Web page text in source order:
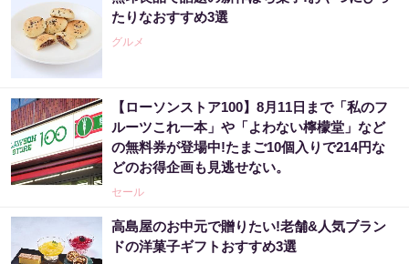
たりなおすすめ3選
グルメ
【ローソンストア100】8月11日まで「私のフ
ルーツこれ一本」や「よわない檸檬堂」など
の無料券が登場中!たまご10個入りで214円な
どのお得企画も見逃せない。
セール
高島屋のお中元で贈りたい!老舗&人気ブラン
ドの洋菓子ギフトおすすめ3選